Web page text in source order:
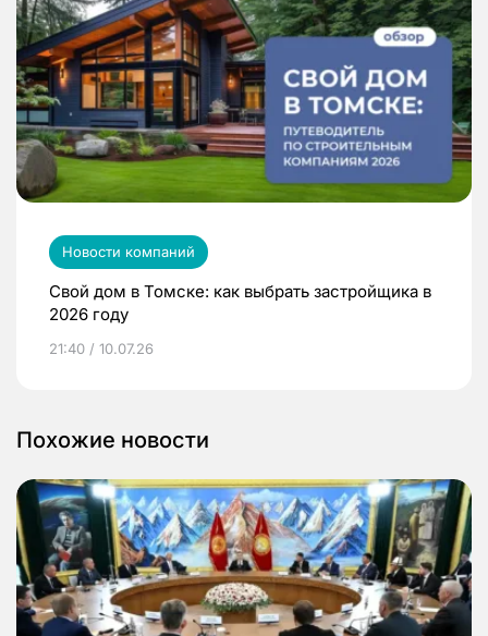
Новости компаний
Свой дом в Томске: как выбрать застройщика в
2026 году
21:40 / 10.07.26
Похожие новости